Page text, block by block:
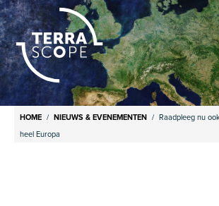
Raadpleeg nu ook
Breadcrumb
HOME NIEUWS & EVENEMENTEN
Raadpleeg nu
heel Europa